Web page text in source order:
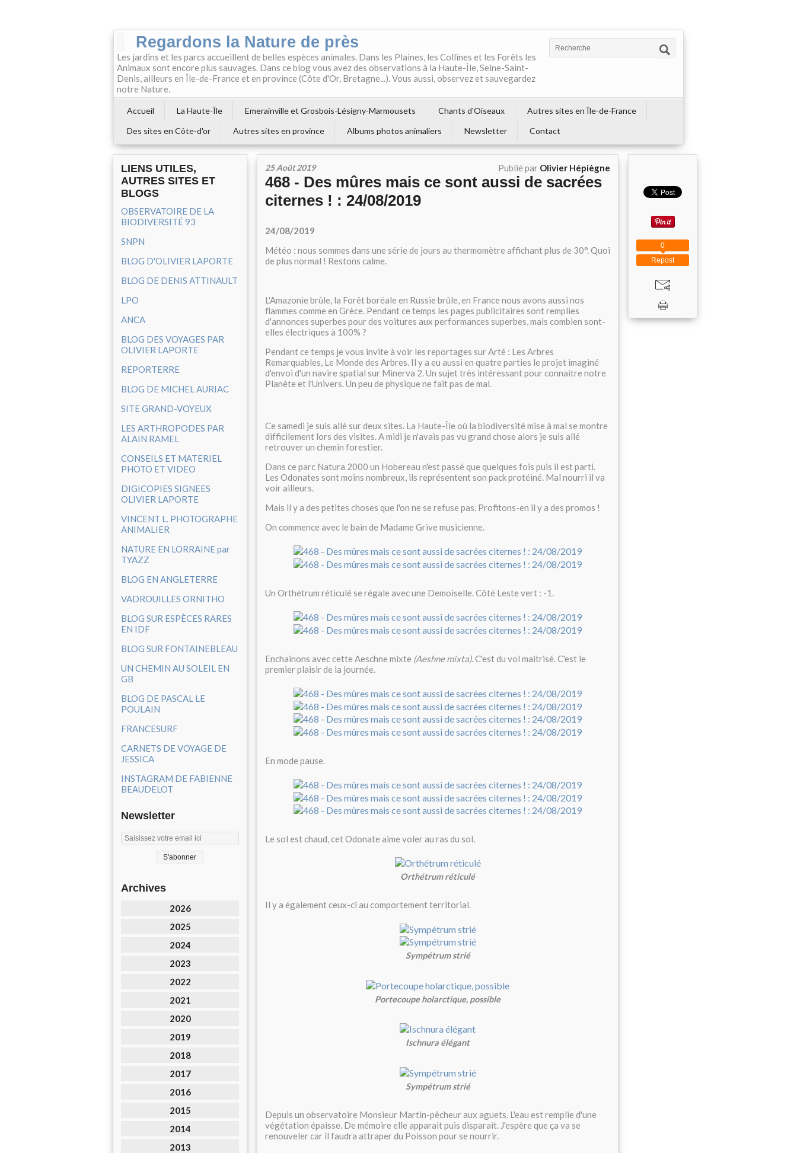
Regardons la Nature de près
Les jardins et les parcs accueillent de belles espèces animales. Dans les Plaines, les Collines et les Forêts les
Animaux sont encore plus sauvages. Dans ce blog vous avez des observations à la Haute-Île, Seine-Saint-
Denis, ailleurs en Île-de-France et en province (Côte d'Or, Bretagne...). Vous aussi, observez et sauvegardez
notre Nature.
Accueil La Haute-Île Emerainville et Grosbois-Lésigny-Marmousets Chants d'Oiseaux
Autres sites en Île-de-France
Des sites en Côte-d'or
Autres sites en province Albums photos animaliers Newsletter Contact
LIENS UTILES,
AUTRES SITES ET
BLOGS
OBSERVATOIRE DE LA
BIODIVERSITÉ 93
SNPN
BLOG D'OLIVIER LAPORTE
BLOG DE DENIS ATTINAULT
LPO
ANCA
BLOG DES VOYAGES PAR
OLIVIER LAPORTE
REPORTERRE
BLOG DE MICHEL AURIAC
SITE GRAND-VOYEUX
LES ARTHROPODES PAR
ALAIN RAMEL
CONSEILS ET MATERIEL
PHOTO ET VIDEO
DIGICOPIES SIGNEES
OLIVIER LAPORTE
VINCENT L. PHOTOGRAPHE
ANIMALIER
NATURE EN LORRAINE par
TYAZZ
BLOG EN ANGLETERRE
VADROUILLES ORNITHO
BLOG SUR ESPÈCES RARES
EN IDF
BLOG SUR FONTAINEBLEAU
UN CHEMIN AU SOLEIL EN
GB
BLOG DE PASCAL LE
POULAIN
FRANCESURF
CARNETS DE VOYAGE DE
JESSICA
INSTAGRAM DE FABIENNE
BEAUDELOT
Newsletter
Archives
2026
2025
2024
2023
2022
2021
2020
2019
2018
2017
2016
2015
2014
2013
25 Août 2019 Publié par Olivier Hépiègne
468 - Des mûres mais ce sont aussi de sacrées
citernes ! : 24/08/2019
24/08/2019
Météo : nous sommes dans une série de jours au thermomètre affichant plus de 30°. Quoi
de plus normal ! Restons calme.
L'Amazonie brûle, la Forêt boréale en Russie brûle, en France nous avons aussi nos
flammes comme en Grèce. Pendant ce temps les pages publicitaires sont remplies
d'annonces superbes pour des voitures aux performances superbes, mais combien sont-
elles électriques à 100% ?
Pendant ce temps je vous invite à voir les reportages sur Arté : Les Arbres
Remarquables, Le Monde des Arbres. Il y a eu aussi en quatre parties le projet imaginé
d'envoi d'un navire spatial sur Minerva 2. Un sujet très intéressant pour connaitre notre
Planète et l'Univers. Un peu de physique ne fait pas de mal.
Ce samedi je suis allé sur deux sites. La Haute-Île où la biodiversité mise à mal se montre
difficilement lors des visites. A midi je n'avais pas vu grand chose alors je suis allé
retrouver un chemin forestier.
Dans ce parc Natura 2000 un Hobereau n'est passé que quelques fois puis il est parti.
Les Odonates sont moins nombreux, ils représentent son pack protéiné. Mal nourri il va
voir ailleurs.
Mais il y a des petites choses que l'on ne se refuse pas. Profitons-en il y a des promos !
On commence avec le bain de Madame Grive musicienne.
Un Orthétrum réticulé se régale avec une Demoiselle. Côté Leste vert : -1.
Enchainons avec cette Aeschne mixte (Aeshne mixta). C'est du vol maitrisé. C'est le
premier plaisir de la journée.
En mode pause.
Le sol est chaud, cet Odonate aime voler au ras du sol.
Orthétrum réticulé
Il y a également ceux-ci au comportement territorial.
Sympétrum strié
Portecoupe holarctique, possible
Ischnura élégant
Sympétrum strié
Depuis un observatoire Monsieur Martin-pêcheur aux aguets. L'eau est remplie d'une
végétation épaisse. De mémoire elle apparait puis disparait. J'espère que ça va se
renouveler car il faudra attraper du Poisson pour se nourrir.
Repost
0